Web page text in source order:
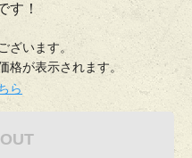
す！
ざいます。
格が表示されます。
ら